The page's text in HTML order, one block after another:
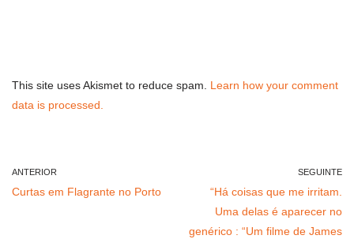
This site uses Akismet to reduce spam. Learn how your comment
data is processed.
ANTERIOR
Curtas em Flagrante no Porto
SEGUINTE
“Há coisas que me irritam.
Uma delas é aparecer no
genérico : “Um filme de James